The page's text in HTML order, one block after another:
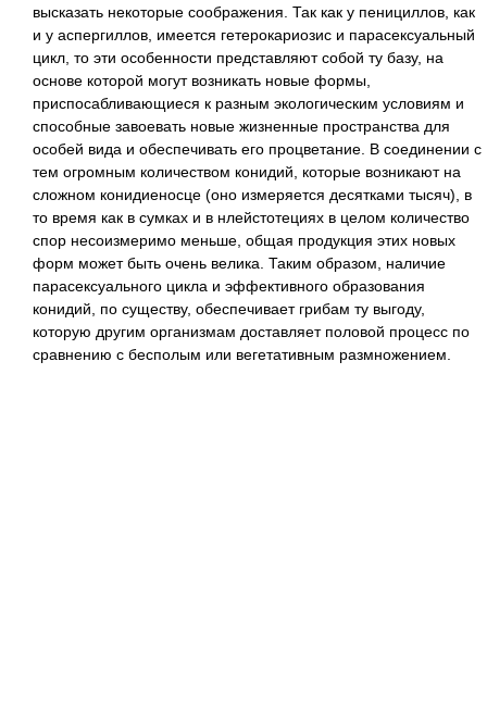
высказать некоторые соображения. Так как у пенициллов, как
и у аспергиллов, имеется гетерокариозис и парасексуальный
цикл, то эти особенности представляют собой ту базу, на
основе которой могут возникать новые формы,
приспосабливающиеся к разным экологическим условиям и
способные завоевать новые жизненные пространства для
особей вида и обеспечивать его процветание. В соединении с
тем огромным количеством конидий, которые возникают на
сложном конидиеносце (оно измеряется десятками тысяч), в
то время как в сумках и в нлейстотециях в целом количество
спор несоизмеримо меньше, общая продукция этих новых
форм может быть очень велика. Таким образом, наличие
парасексуального цикла и эффективного образования
конидий, по существу, обеспечивает грибам ту выгоду,
которую другим организмам доставляет половой процесс по
сравнению с бесполым или вегетативным размножением.